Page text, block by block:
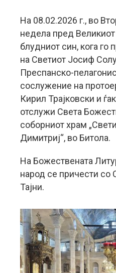
На 08.02.2026 г., во
недела пред
блудниот син, кога го
на Светиот Јосиф
Преспанско-
сослужение на
Кирил Трајковски и
отслужи Света
соборниот храм
Димитриј“, во Битола.
На Божествената
народ се причести со
Тајни.